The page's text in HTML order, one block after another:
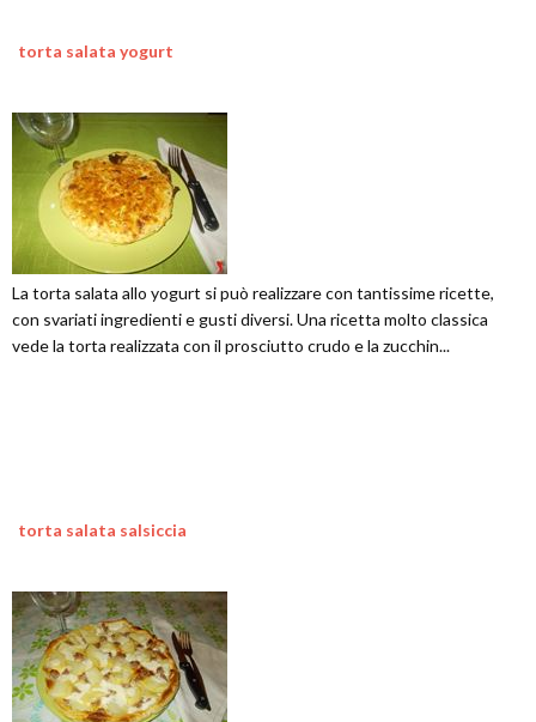
torta salata yogurt
La torta salata allo yogurt si può realizzare con tantissime ricette,
con svariati ingredienti e gusti diversi. Una ricetta molto classica
vede la torta realizzata con il prosciutto crudo e la zucchin...
torta salata salsiccia